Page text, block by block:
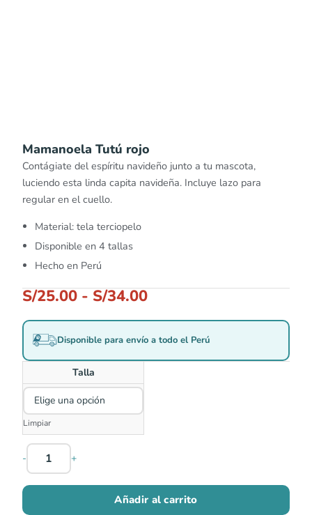
Mamanoela Tutú rojo
Contágiate del espíritu navideño junto a tu mascota,
luciendo esta linda capita navideña. Incluye lazo para
regular en el cuello.
Material: tela terciopelo
Disponible en 4 tallas
Hecho en Perú
S/25.00 - S/34.00
Disponible para envío a todo el Perú
Talla
Limpiar
- +
Añadir al carrito